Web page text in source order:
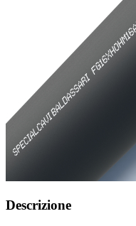
Descrizione